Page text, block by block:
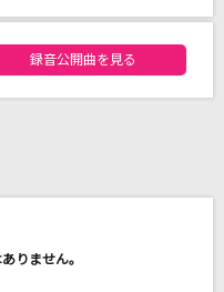
録音公開曲を見る